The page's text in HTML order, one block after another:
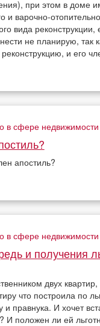
при этом в доме
и варочно-
вида
не планирую, так
и его
в сфере недвижимости
апостиль?
в сфере недвижимости
и получения
двух
что построила по
правнука. И хочет
И положен ли ей